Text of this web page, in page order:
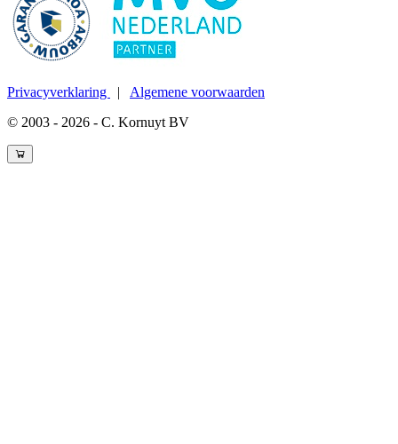
Privacyverklaring | Algemene voorwaarden
© 2003 - 2026 - C. Kornuyt BV